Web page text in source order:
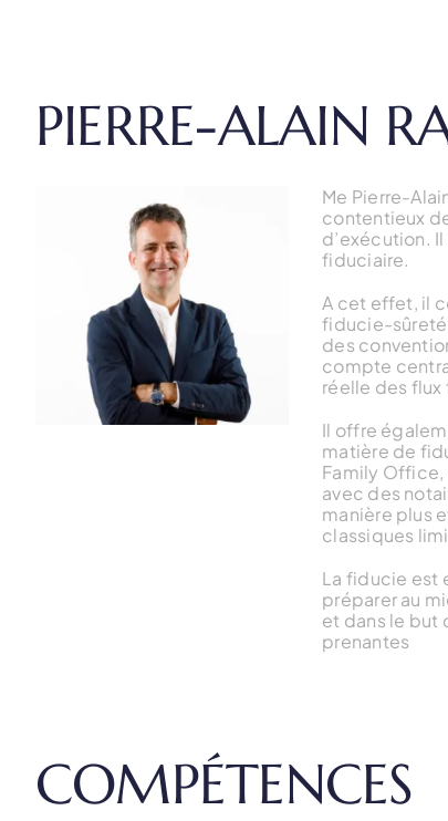
PIERRE-ALAIN
Me Pierre-
contentieux
d’exécution.
fiduciaire.
A cet effet, il
fiducie-sûreté
des
compte
réelle des flux
Il offre
matière de
Family Office,
avec des
manière plus
classiques
La fiducie est
préparer au
et dans le but
prenantes
COMPÉTENCES